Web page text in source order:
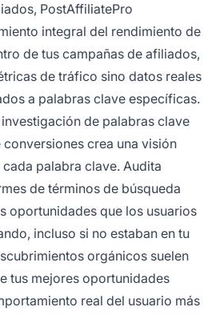
PostAffiliatePro
integral del rendimiento de
de tus campañas de afiliados,
de tráfico sino datos reales
a palabras clave específicas.
de palabras clave
crea una visión
palabra clave. Audita
de términos de búsqueda
oportunidades que los usuarios
incluso si no estaban en tu
orgánicos suelen
tus mejores oportunidades
real del usuario más